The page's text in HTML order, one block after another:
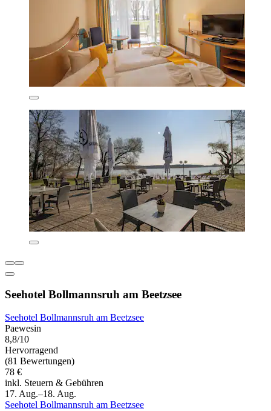
Seehotel Bollmannsruh am Beetzsee
Seehotel Bollmannsruh am Beetzsee
Paewesin
8,8/10
Hervorragend
(81 Bewertungen)
78 €
inkl. Steuern & Gebühren
17. Aug.–18. Aug.
Seehotel Bollmannsruh am Beetzsee